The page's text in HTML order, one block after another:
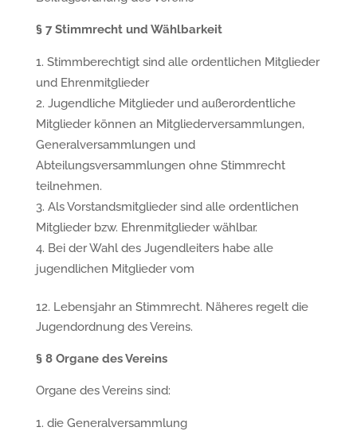
§7 Stimmrecht und Wählbarkeit
Stimmberechtigt sind alle ordentlichen Mitglieder
und Ehrenmitglieder
Jugendliche Mitglieder und außerordentliche
Mitglieder können an Mitgliederversammlungen,
Generalversammlungen und
Abteilungsversammlungen ohne Stimmrecht
teilnehmen.
Als Vorstandsmitglieder sind alle ordentlichen
Mitglieder bzw. Ehrenmitglieder wählbar.
Bei der Wahl des Jugendleiters habe alle
jugendlichen Mitglieder vom
12. Lebensjahr an Stimmrecht. Näheres regelt die
Jugendordnung des Vereins.
§8 Organe des Vereins
Organe des Vereins sind:
die Generalversammlung